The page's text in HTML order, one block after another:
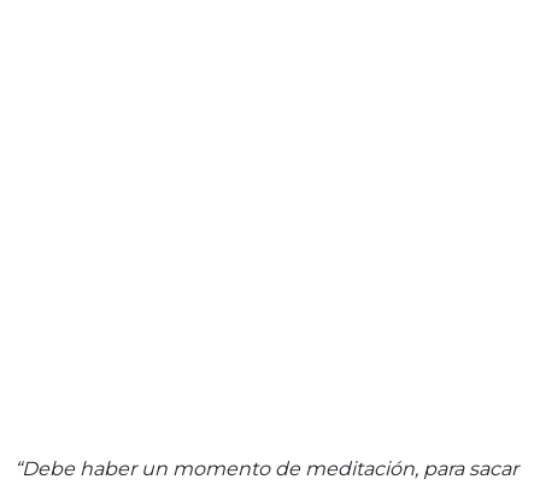
“Debe haber un momento de meditación, para sacar